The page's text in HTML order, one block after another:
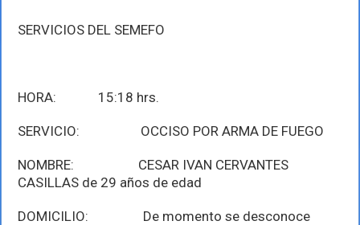
SERVICIOS DEL SEMEFO
HORA: 15:18 hrs.
SERVICIO: OCCISO POR ARMA DE FUEGO
NOMBRE: CESAR IVAN CERVANTES
CASILLAS de 29 años de edad
DOMICILIO: De momento se desconoce